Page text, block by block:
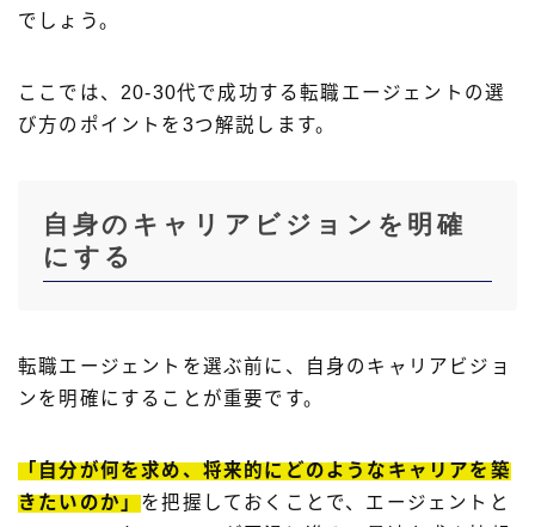
でしょう。
ここでは、20-30代で成功する転職エージェントの選
び方のポイントを3つ解説します。
自身のキャリアビジョンを明確
にする
転職エージェントを選ぶ前に、自身のキャリアビジョ
ンを明確にすることが重要です。
「自分が何を求め、将来的にどのようなキャリアを築
きたいのか」 を把握しておくことで、エージェントと